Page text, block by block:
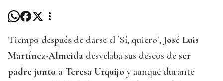
Tiempo después de darse el `Sí, quiero`, José Luis
Martínez-Almeida desvelaba sus deseos de ser
padre junto a Teresa Urquijo y aunque durante